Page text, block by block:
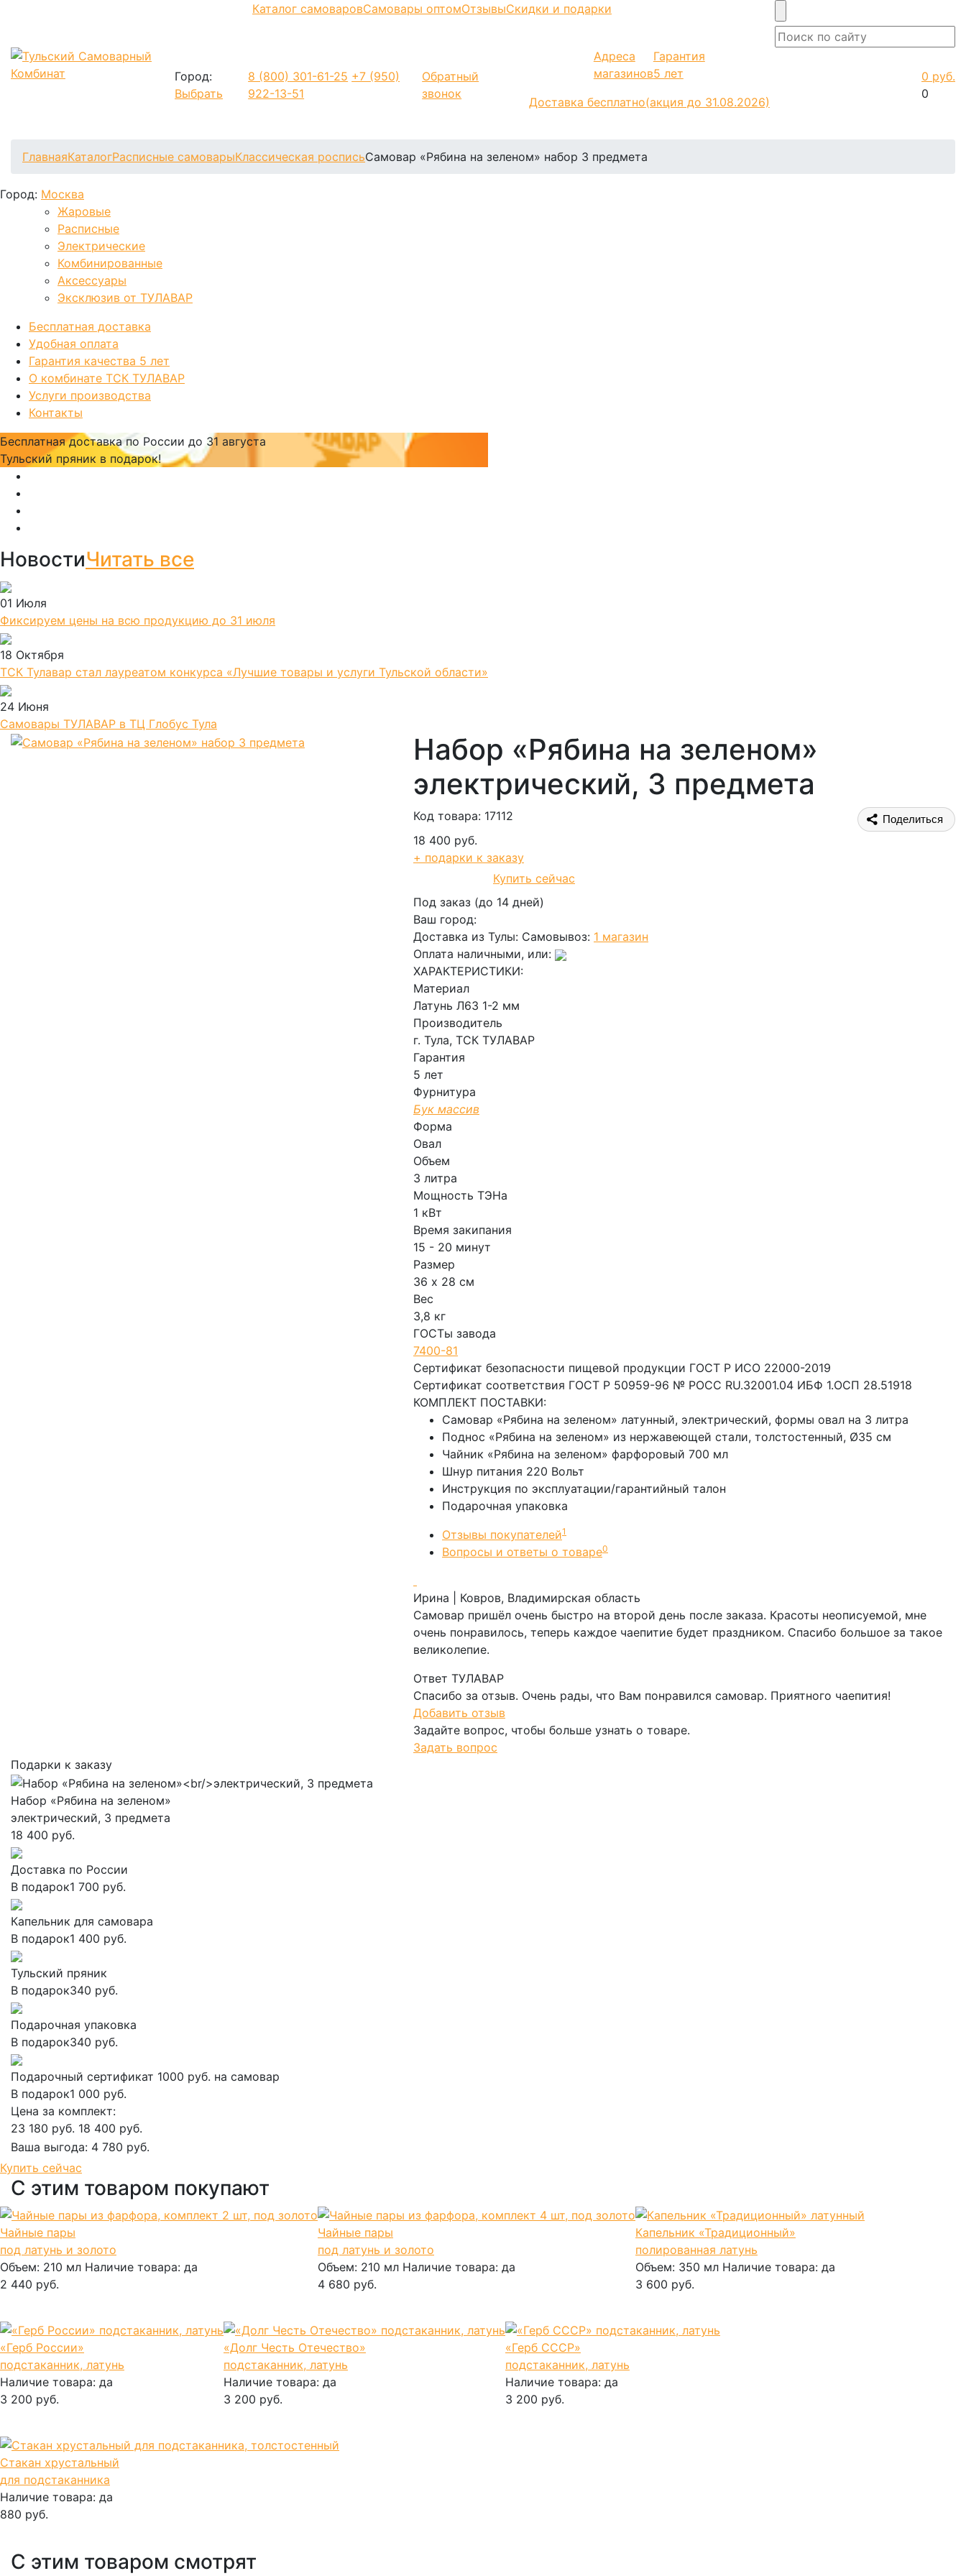
Каталог самоваровСамовары оптомОтзывыСкидки и подарки
Город:
Выбрать
8 (800) 301-61-25 +7 (950)
922-13-51
Обратный
звонок
Адреса
магазинов
Гарантия
5 лет
Доставка бесплатно(акция до 31.08.2026)
0 руб.
0
ГлавнаяКаталогРасписные самоварыКлассическая росписьСамовар «Рябина на зеленом» набор 3 предмета
Город: Москва
Жаровые
Расписные
Электрические
Комбинированные
Аксессуары
Эксклюзив от ТУЛАВАР
Бесплатная доставка
Удобная оплата
Гарантия качества 5 лет
О комбинате ТСК ТУЛАВАР
Услуги производства
Контакты
Бесплатная доставка по России до 31 августа
Тульский пряник в подарок!
НовостиЧитать все
01 Июля
Фиксируем цены на всю продукцию до 31 июля
18 Октября
ТСК Тулавар стал лауреатом конкурса «Лучшие товары и услуги Тульской области»
24 Июня
Самовары ТУЛАВАР в ТЦ Глобус Тула
Набор «Рябина на зеленом»
электрический, 3 предмета
Код товара: 17112 Поделиться
18 400 руб.
+ подарки к заказу
Купить сейчас
Под заказ (до 14 дней)
Ваш город:
Доставка из Тулы: Самовывоз: 1 магазин
Оплата наличными, или:
ХАРАКТЕРИСТИКИ:
Материал
Латунь Л63 1-2 мм
Производитель
г. Тула, ТСК ТУЛАВАР
Гарантия
5 лет
Фурнитура
Бук массив
Форма
Овал
Объем
3 литра
Мощность ТЭНа
1 кВт
Время закипания
15 - 20 минут
Размер
36 х 28 см
Вес
3,8 кг
ГОСТы завода
7400-81
Сертификат безопасности пищевой продукции ГОСТ Р ИСО 22000-2019
Сертификат соответствия ГОСТ Р 50959-96 № РОСС RU.32001.04 ИБФ 1.ОСП 28.51918
КОМПЛЕКТ ПОСТАВКИ:
Самовар «Рябина на зеленом» латунный, электрический, формы овал на 3 литра
Поднос «Рябина на зеленом» из нержавеющей стали, толстостенный, Ø35 см
Чайник «Рябина на зеленом» фарфоровый 700 мл
Шнур питания 220 Вольт
Инструкция по эксплуатации/гарантийный талон
Подарочная упаковка
Отзывы покупателей1
Вопросы и ответы о товаре0
Ирина
| Ковров, Владимирская область
Самовар пришёл очень быстро на второй день после заказа. Красоты неописуемой, мне
очень понравилось, теперь каждое чаепитие будет праздником. Спасибо большое за такое
великолепие.
Ответ ТУЛАВАР
Спасибо за отзыв. Очень рады, что Вам понравился самовар. Приятного чаепития!
Добавить отзыв
Задайте вопрос, чтобы больше узнать о товаре.
Задать вопрос
Подарки к заказу
Набор «Рябина на зеленом»
электрический, 3 предмета
18 400 руб.
Доставка по России
В подарок1 700 руб.
Капельник для самовара
В подарок1 400 руб.
Тульский пряник
В подарок340 руб.
Подарочная упаковка
В подарок340 руб.
Подарочный сертификат 1000 руб. на самовар
В подарок1 000 руб.
Цена за комплект:
23 180 руб. 18 400 руб.
Ваша выгода: 4 780 руб.
Купить сейчас
С этим товаром покупают
Чайные пары
под латунь и золото
Объем: 210 мл Наличие товара: да
2 440 руб.
Чайные пары
под латунь и золото
Объем: 210 мл Наличие товара: да
4 680 руб.
Капельник «Традиционный»
полированная латунь
Объем: 350 мл Наличие товара: да
3 600 руб.
«Герб России»
подстаканник, латунь
Наличие товара: да
3 200 руб.
«Долг Честь Отечество»
подстаканник, латунь
Наличие товара: да
3 200 руб.
«Герб СССР»
подстаканник, латунь
Наличие товара: да
3 200 руб.
Стакан хрустальный
для подстаканника
Наличие товара: да
880 руб.
С этим товаром смотрят